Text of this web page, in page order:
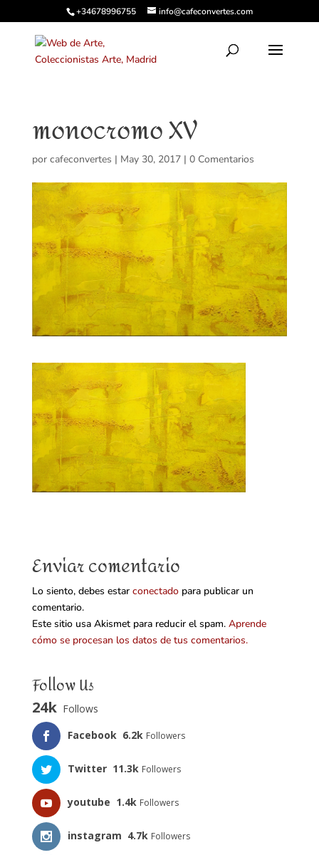
+34678996755 info@cafeconvertes.com
monocromo XV
por cafeconvertes | May 30, 2017| 0 Comentarios
Enviar comentario
Lo siento, debes estar conectadopara publicar un
comentario.
Este sitio usa Akismet para reducir el spam. Aprende
cómo se procesan los datos de tus comentarios.
Follow Us
24k Follows
Facebook 6.2k Followers
Twitter 11.3k Followers
youtube 1.4k Followers
instagram 4.7k Followers